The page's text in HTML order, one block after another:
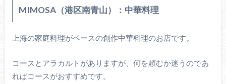
MIMOSA（港区南青山）：中華料理
上海の家庭料理がベースの創作中華料理のお店です。
コースとアラカルトがありますが、何を頼むか迷うのであ
ればコースがおすすめです。